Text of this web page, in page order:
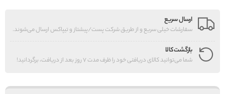
ارسال سریع
سفارشات خیلی سریع و از طریق شرکت پست/پیشتاز و تیپاکس ارسال می‌شوند.
بازگشت کالا
شما می‌توانید کالای دریافتی خود را ظرف مدت 7 روز بعد از دریافت، برگردانید!